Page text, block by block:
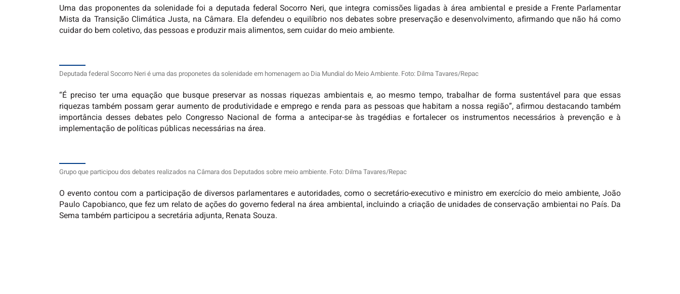
Uma das proponentes da solenidade foi a deputada federal Socorro Neri, que integra comissões ligadas à área ambiental e preside a Frente Parlamentar
Mista da Transição Climática Justa, na Câmara. Ela defendeu o equilíbrio nos debates sobre preservação e desenvolvimento, afirmando que não há como
cuidar do bem coletivo, das pessoas e produzir mais alimentos, sem cuidar do meio ambiente.
Deputada federal Socorro Neri é uma das proponetes da solenidade em homenagem ao Dia Mundial do Meio Ambiente. Foto: Dilma Tavares/Repac
“É preciso ter uma equação que busque preservar as nossas riquezas ambientais e, ao mesmo tempo, trabalhar de forma sustentável para que essas
riquezas também possam gerar aumento de produtividade e emprego e renda para as pessoas que habitam a nossa região”, afirmou destacando também
importância desses debates pelo Congresso Nacional de forma a antecipar-se às tragédias e fortalecer os instrumentos necessários à prevenção e à
implementação de políticas públicas necessárias na área.
Grupo que participou dos debates realizados na Câmara dos Deputados sobre meio ambiente. Foto: Dilma Tavares/Repac
O evento contou com a participação de diversos parlamentares e autoridades, como o secretário-executivo e ministro em exercício do meio ambiente, João
Paulo Capobianco, que fez um relato de ações do governo federal na área ambiental, incluindo a criação de unidades de conservação ambientai no País. Da
Sema também participou a secretária adjunta, Renata Souza.